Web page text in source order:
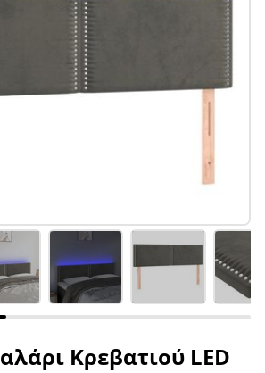
Κρεβατιού LED